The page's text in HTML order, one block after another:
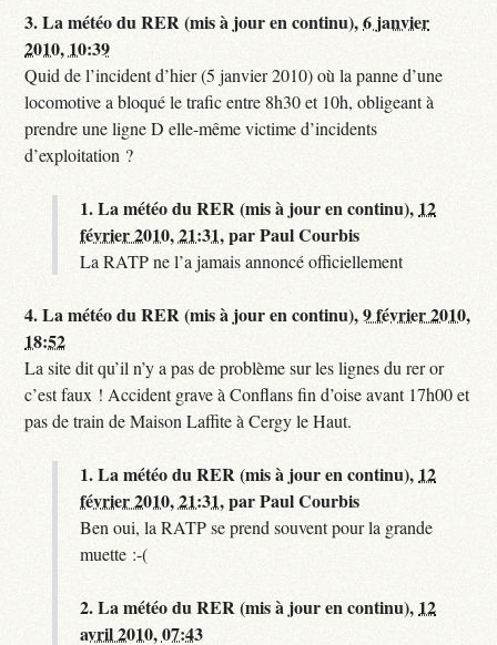
3.La météo du RER (mis à jour en continu),6 janvier
2010, 10:39
Quid de l’incident d’hier (5 janvier 2010) où la panne d’une
locomotive a bloqué le trafic entre 8h30 et 10h, obligeant à
prendre une ligne D elle-même victime d’incidents
d’exploitation ?
1.La météo du RER (mis à jour en continu), 12
février 2010, 21:31,parPaul Courbis
La RATP ne l’a jamais annoncé officiellement
4.La météo du RER (mis à jour en continu),9 février 2010,
18:52
La site dit qu’il n’y a pas de problème sur les lignes du rer or
c’est faux ! Accident grave à Conflans fin d’oise avant 17h00 et
pas de train de Maison Laffite à Cergy le Haut.
1.La météo du RER (mis à jour en continu), 12
février 2010, 21:31,parPaul Courbis
Ben oui, la RATP se prend souvent pour la grande
muette :-(
2.La météo du RER (mis à jour en continu), 12
avril 2010, 07:43